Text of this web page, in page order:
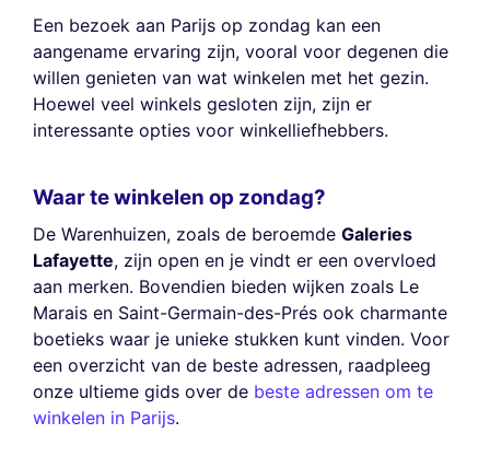
Een bezoek aan Parijs op zondag kan een
aangename ervaring zijn, vooral voor degenen die
willen genieten van wat winkelen met het gezin.
Hoewel veel winkels gesloten zijn, zijn er
interessante opties voor winkelliefhebbers.
Waar te winkelen op zondag?
De Warenhuizen, zoals de beroemde Galeries
Lafayette, zijn open en je vindt er een overvloed
aan merken. Bovendien bieden wijken zoals Le
Marais en Saint-Germain-des-Prés ook charmante
boetieks waar je unieke stukken kunt vinden. Voor
een overzicht van de beste adressen, raadpleeg
onze ultieme gids over de beste adressen om te
winkelen in Parijs.